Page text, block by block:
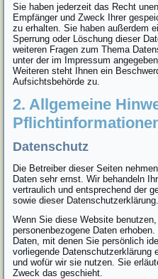
Sie haben jederzeit das Recht
Empfänger und Zweck Ihrer
zu erhalten. Sie haben außerdem
Sperrung oder Löschung dieser
weiteren Fragen zum Thema
unter der im Impressum
Weiteren steht Ihnen ein
Aufsichtsbehörde zu.
2. Allgemeine
Datenschutz
Die Betreiber dieser Seiten
Daten sehr ernst. Wir behandeln
vertraulich und entsprechend der
sowie dieser Datenschutzerklärung.
Wenn Sie diese Website
personenbezogene Daten
Daten, mit denen Sie persönlich
vorliegende Datenschutzerklärung
und wofür wir sie nutzen. Sie
Zweck das geschieht.